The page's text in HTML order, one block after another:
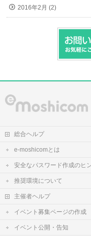
2016年2月 (2)
総合ヘルプ
e-moshicomとは
安全なパスワード作成のヒ
推奨環境について
主催者ヘルプ
イベント募集ページの作成
イベント公開・告知